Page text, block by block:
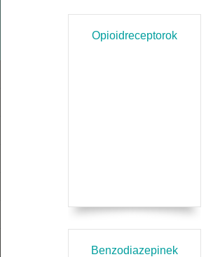
Opioidreceptorok
Benzodiazepinek